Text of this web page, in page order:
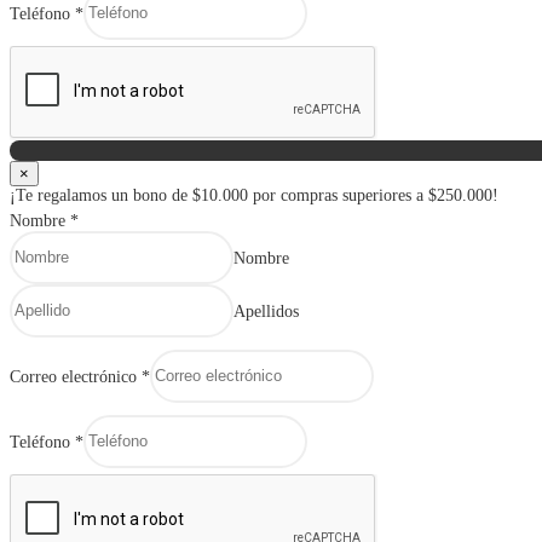
Teléfono *
×
¡Te regalamos un bono de $10.000 por compras superiores a $250.000!
Nombre *
Nombre
Apellidos
Correo electrónico *
Teléfono *